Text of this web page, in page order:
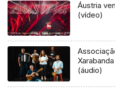
Áustria
(vídeo)
(áudio)